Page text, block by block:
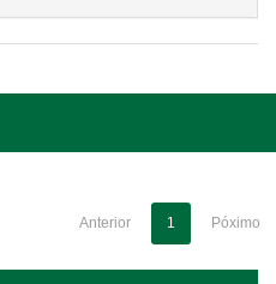
Anterior 1 Póximo